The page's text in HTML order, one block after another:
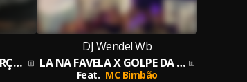
EU VOU METER COM FORÇA EM VC
DJ Wendel Wb
LA NA FAVELA X GOLPE DA BARRIGA
Feat. MC Bimbão